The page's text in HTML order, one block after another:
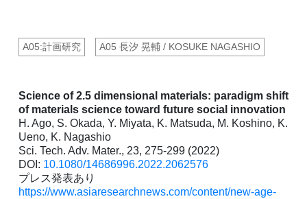
A05:計画研究 A05 長汐 晃輔 / KOSUKE NAGASHIO
Science of 2.5 dimensional materials: paradigm shift
of materials science toward future social innovation
H. Ago, S. Okada, Y. Miyata, K. Matsuda, M. Koshino, K.
Ueno, K. Nagashio
Sci. Tech. Adv. Mater., 23, 275-299 (2022)
DOI: 10.1080/14686996.2022.2062576
プレス発表あり
https://www.asiaresearchnews.com/content/new-age-